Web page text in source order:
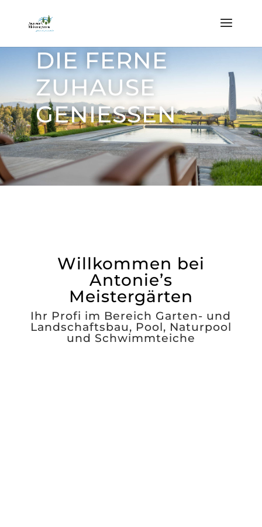
DIE FERNE
ZUHAUSE
GENIESSEN
Willkommen bei
Antonie’s
Meistergärten
Ihr Profi im Bereich Garten- und
Landschaftsbau, Pool, Naturpool
und Schwimmteiche